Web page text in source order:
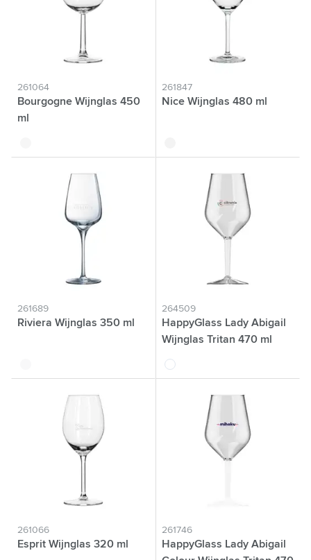
261064
Bourgogne Wijnglas 450
ml
261847
Nice Wijnglas 480 ml
261689
Riviera Wijnglas 350 ml
264509
HappyGlass Lady Abigail
Wijnglas Tritan 470 ml
translucide
261066
Esprit Wijnglas 320 ml
261746
HappyGlass Lady Abigail